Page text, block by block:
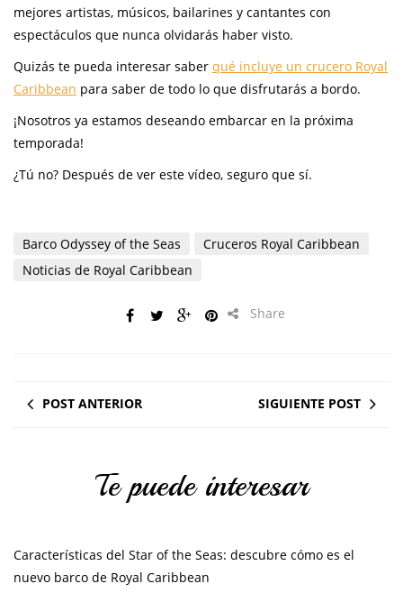
mejores artistas, músicos, bailarines y cantantes con
espectáculos que nunca olvidarás haber visto.
Quizás te pueda interesar saber qué incluye un crucero Royal
Caribbean para saber de todo lo que disfrutarás a bordo.
¡Nosotros ya estamos deseando embarcar en la próxima
temporada!
¿Tú no? Después de ver este vídeo, seguro que sí.
Barco Odyssey of the Seas
Cruceros Royal Caribbean
Noticias de Royal Caribbean
Share
POST ANTERIOR SIGUIENTE POST
Te puede interesar
Características del Star of the Seas: descubre cómo es el
nuevo barco de Royal Caribbean